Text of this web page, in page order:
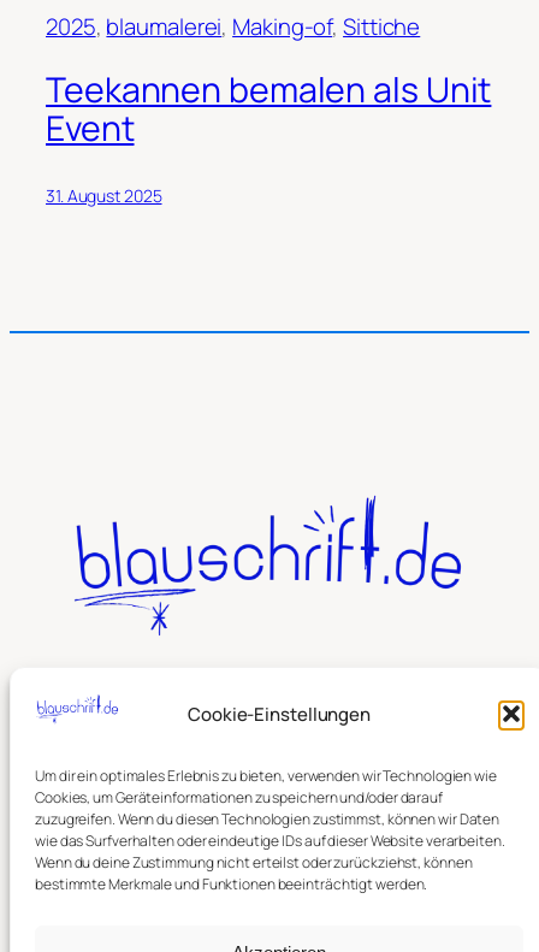
Cookie-Einstellungen
Um dir ein optimales Erlebnis zu bieten, verwenden wir Technologien wie
Cookies, um Geräteinformationen zu speichern und/oder darauf
zuzugreifen. Wenn du diesen Technologien zustimmst, können wir Daten
wie das Surfverhalten oder eindeutige IDs auf dieser Website verarbeiten.
Wenn du deine Zustimmung nicht erteilst oder zurückziehst, können
bestimmte Merkmale und Funktionen beeinträchtigt werden.
2025, blaumalerei, Making-of, Sittiche
Teekannen bemalen als Unit
Event
31. August 2025
Suchen
MastodonBookwyrmVernissageRSS Blog
Instagram
© Alex von blauschrift.de